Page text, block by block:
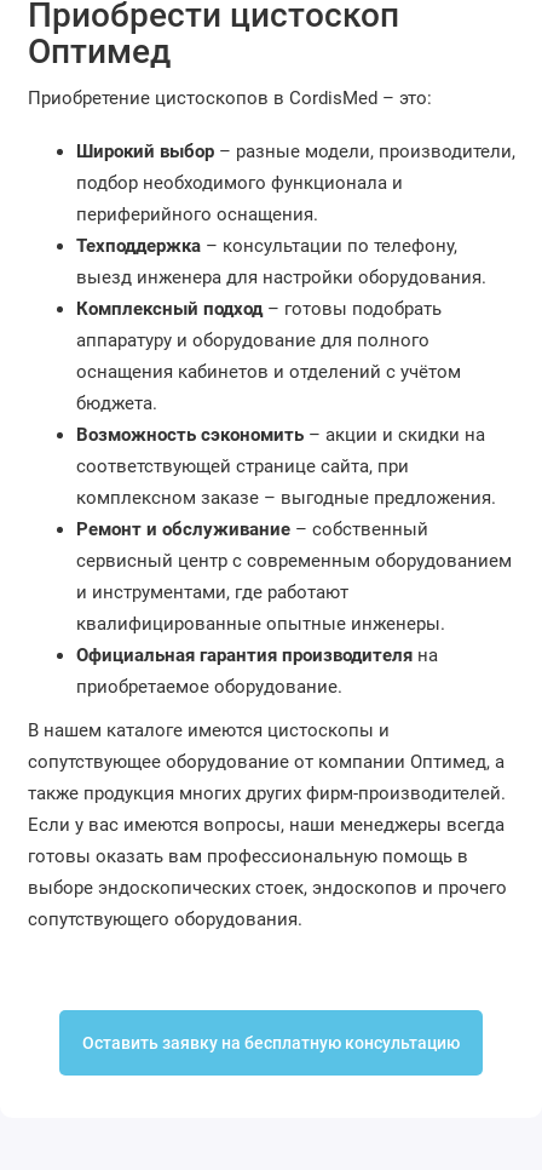
Приобрести цистоскоп
Оптимед
Приобретение цистоскопов в CordisMed – это:
Широкий выбор – разные модели, производители,
подбор необходимого функционала и
периферийного оснащения.
Техподдержка– консультации по телефону,
выезд инженера для настройки оборудования.
Комплексный подход– готовы подобрать
аппаратуру и оборудование для полного
оснащения кабинетов и отделений с учётом
бюджета.
Возможность сэкономить– акции и скидки на
соответствующей странице сайта, при
комплексном заказе – выгодные предложения.
Ремонт и обслуживание– собственный
сервисный центр с современным оборудованием
и инструментами, где работают
квалифицированные опытные инженеры.
Официальная гарантия производителя на
приобретаемое оборудование.
В нашем каталоге имеются цистоскопы и
сопутствующее оборудование от компании Оптимед, а
также продукция многих других фирм-производителей.
Если у вас имеются вопросы, наши менеджеры всегда
готовы оказать вам профессиональную помощь в
выборе эндоскопических стоек, эндоскопов и прочего
сопутствующего оборудования.
Оставить заявку на бесплатную консультацию